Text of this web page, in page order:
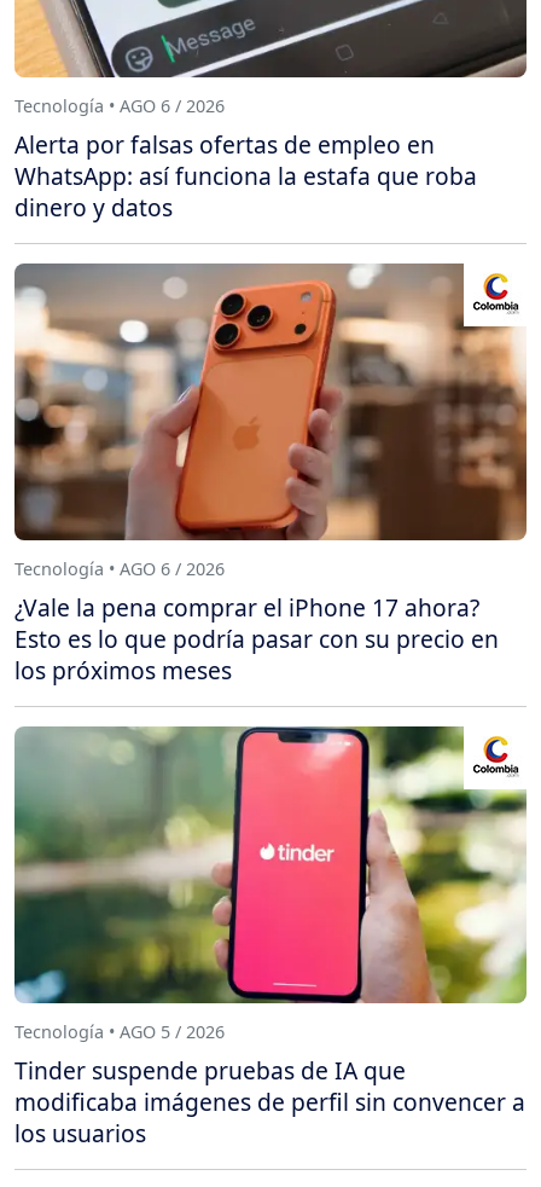
Tecnología • AGO 6 / 2026
Alerta por falsas ofertas de empleo en
WhatsApp: así funciona la estafa que roba
dinero y datos
Tecnología • AGO 6 / 2026
¿Vale la pena comprar el iPhone 17 ahora?
Esto es lo que podría pasar con su precio en
los próximos meses
Tecnología • AGO 5 / 2026
Tinder suspende pruebas de IA que
modificaba imágenes de perfil sin convencer a
los usuarios